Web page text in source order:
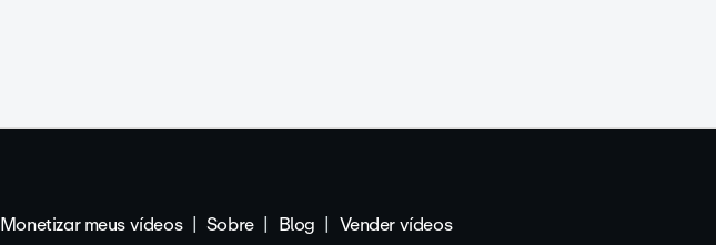
Monetizar meus vídeos Sobre Blog Vender vídeos